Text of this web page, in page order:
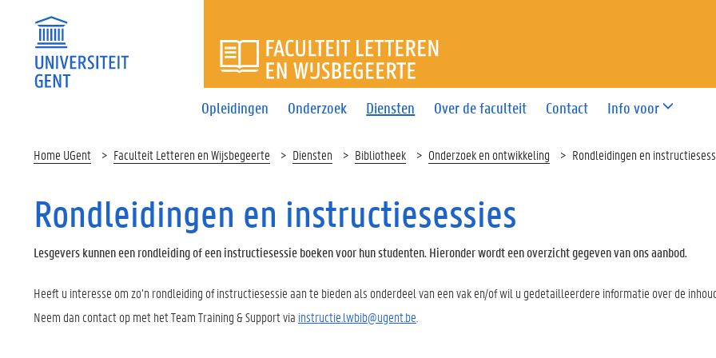
Opleidingen Onderzoek Diensten Over de faculteit Contact Info voor
FACULTEIT LETTEREN EN
Home UGent Faculteit Letteren en Wijsbegeerte Diensten Bibliotheek Onderzoek en ontwikkeling Rondleidingen en
Rondleidingen en instructiesessies
Lesgevers kunnen een rondleiding of een instructiesessie boeken voor hun studenten. Hieronder wordt een overzicht gegeven van ons aanbod.
Heeft u interesse om zo’n rondleiding of instructiesessie aan te bieden als onderdeel van een vak en/of wil u gedetailleerdere informatie over de
Neem dan contact op met het Team Training & Support via instructie.lwbib@ugent.be